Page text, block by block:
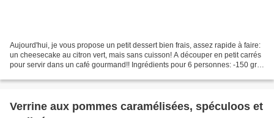
Aujourd'hui, je vous propose un petit dessert bien frais, assez rapide à faire:
un cheesecake au citron vert, mais sans cuisson! A découper en petit carrés
pour servir dans un café gourmand!! Ingrédients pour 6 personnes: -150 gr
Verrine aux pommes caramélisées, spéculoos et